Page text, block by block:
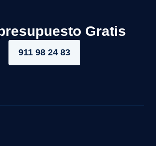
Gratis
911 98 24 83